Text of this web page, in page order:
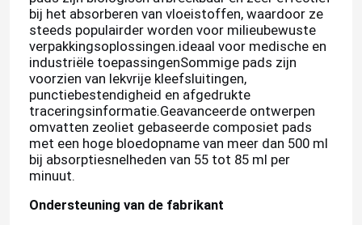
bij het absorberen van vloeistoffen, waardoor ze
steeds populairder worden voor milieubewuste
verpakkingsoplossingen.ideaal voor medische en
industriële toepassingenSommige pads zijn
voorzien van lekvrije kleefsluitingen,
punctiebestendigheid en afgedrukte
traceringsinformatie.Geavanceerde ontwerpen
omvatten zeoliet gebaseerde composiet pads
met een hoge bloedopname van meer dan 500 ml
bij absorptiesnelheden van 55 tot 85 ml per
minuut.
Ondersteuning van de fabrikant